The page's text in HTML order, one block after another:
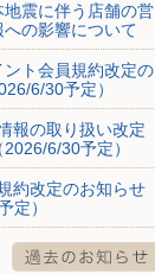
地震に伴う店舗の営
の影響について
ント会員規約改定の
6/30予定）
報の取り扱い改定
6/30予定）
約改定のお知らせ
定）